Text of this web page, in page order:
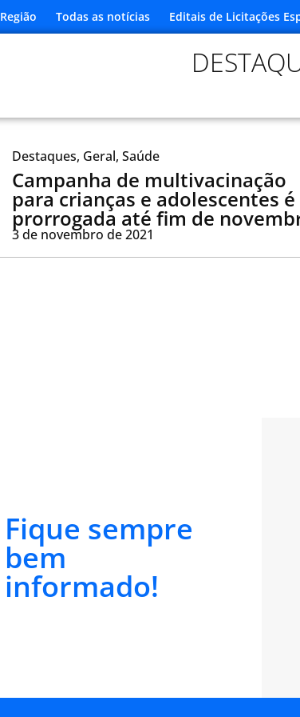
Região Todas as notícias Editais de Licitações
Destaques, Geral, Saúde
Campanha de multivacinação
para crianças e adolescentes é
prorrogada até fim de
3 de novembro de 2021
Fique sempre
bem
informado!